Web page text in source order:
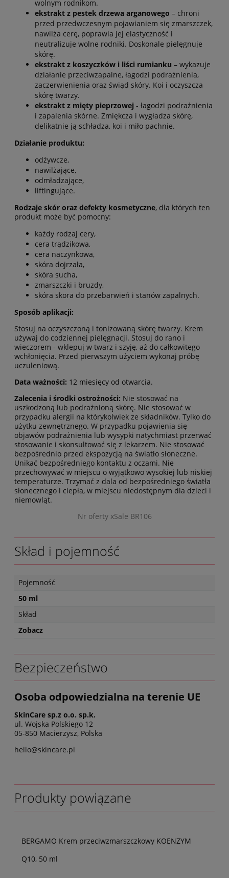
wolnym rodnikom.
ekstrakt z pestek drzewa arganowego – chroni
przed przedwczesnym pojawianiem się zmarszczek,
nawilża cerę, poprawia jej elastyczność i
neutralizuje wolne rodniki. Doskonale pielęgnuje
skórę.
ekstrakt z koszyczków i liści rumianku – wykazuje
działanie przeciwzapalne, łagodzi podrażnienia,
zaczerwienienia oraz świąd skóry. Koi i oczyszcza
skórę twarzy.
ekstrakt z mięty pieprzowej - łagodzi podrażnienia
i zapalenia skórne. Zmiękcza i wygładza skórę,
delikatnie ją schładza, koi i miło pachnie.
Działanie produktu:
odżywcze,
nawilżające,
odmładzające,
liftingujące.
Rodzaje skór oraz defekty kosmetyczne, dla których ten
produkt może być pomocny:
każdy rodzaj cery,
cera trądzikowa,
cera naczynkowa,
skóra dojrzała,
skóra sucha,
zmarszczki i bruzdy,
skóra skora do przebarwień i stanów zapalnych.
Sposób aplikacji:
Stosuj na oczyszczoną i tonizowaną skórę twarzy. Krem
używaj do codziennej pielęgnacji. Stosuj do rano i
wieczorem - wklepuj w twarz i szyję, aż do całkowitego
wchłonięcia. Przed pierwszym użyciem wykonaj próbę
uczuleniową.
Data ważności: 12 miesięcy od otwarcia.
Zalecenia i środki ostrożności: Nie stosować na
uszkodzoną lub podrażnioną skórę. Nie stosować w
przypadku alergii na którykolwiek ze składników. Tylko do
użytku zewnętrznego. W przypadku pojawienia się
objawów podrażnienia lub wysypki natychmiast przerwać
stosowanie i skonsultować się z lekarzem. Nie stosować
bezpośrednio przed ekspozycją na światło słoneczne.
Unikać bezpośredniego kontaktu z oczami. Nie
przechowywać w miejscu o wyjątkowo wysokiej lub niskiej
temperaturze. Trzymać z dala od bezpośredniego światła
słonecznego i ciepła, w miejscu niedostępnym dla dzieci i
niemowląt.
Nr oferty xSale BR106
Skład i pojemność
Pojemność
50 ml
Skład
Zobacz
Bezpieczeństwo
Osoba odpowiedzialna na terenie UE
SkinCare sp.z o.o. sp.k.
ul. Wojska Polskiego 12
05-850 Macierzysz, Polska
hello@skincare.pl
Produkty powiązane
BERGAMO Krem przeciwzmarszczkowy KOENZYM
Q10, 50 ml